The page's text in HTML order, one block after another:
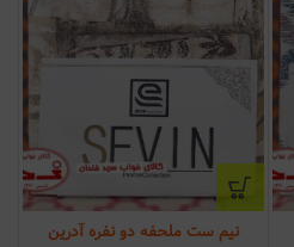
نیم ست ملحفه دو نفره آدرین